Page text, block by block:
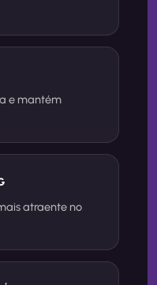
e mantém
atraente no